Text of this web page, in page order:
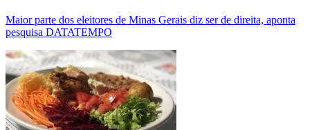
Maior parte dos eleitores de Minas Gerais diz ser de direita, aponta
pesquisa DATATEMPO